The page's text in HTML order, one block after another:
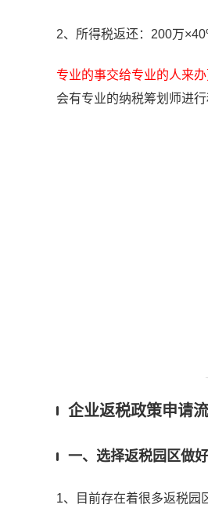
2、所得税返还：200万
专业的事交给专业的人来
会有专业的纳税筹划师进行
企业返税政策申请流
一、选择返税园区做好
1、目前存在着很多返税园